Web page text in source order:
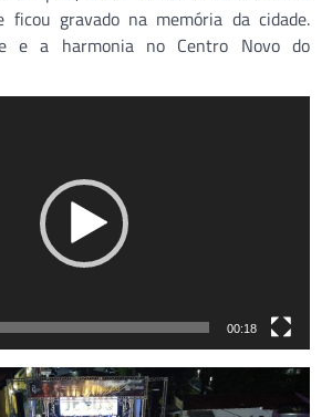
ficou gravado na memória da cidade.
e a harmonia no Centro Novo do
00:18